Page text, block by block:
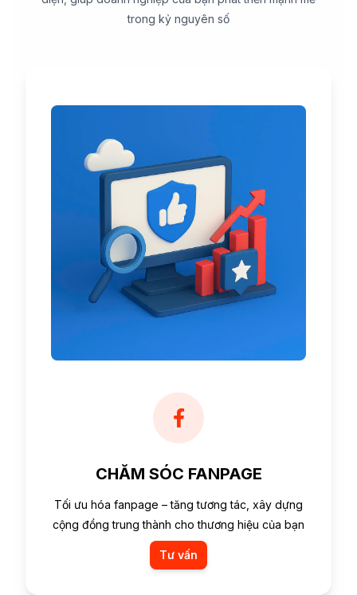
trong kỷ nguyên số
CHĂM SÓC FANPAGE
Tối ưu hóa fanpage – tăng tương tác, xây dựng
cộng đồng trung thành cho thương hiệu của bạn
Tư vấn